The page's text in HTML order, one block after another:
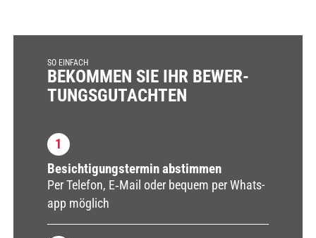
SO EINFACH
BEKOM­MEN SIE IHR BEWER­
TUNGS­GUT­ACH­TEN
1
Besich­ti­gungs­ter­min abstim­men
Per Tele­fon, E‑Mail oder bequem per Whats­
app mög­lich